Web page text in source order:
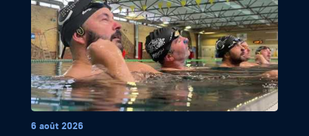
6 août 2026